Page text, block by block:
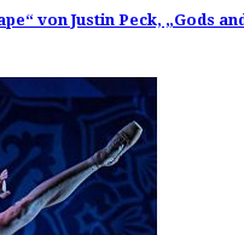
von Justin Peck, „Gods